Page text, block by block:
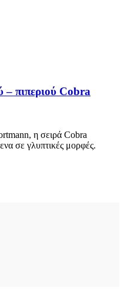
– πιπεριού Cobra
η σειρά Cobra
σε γλυπτικές μορφές.